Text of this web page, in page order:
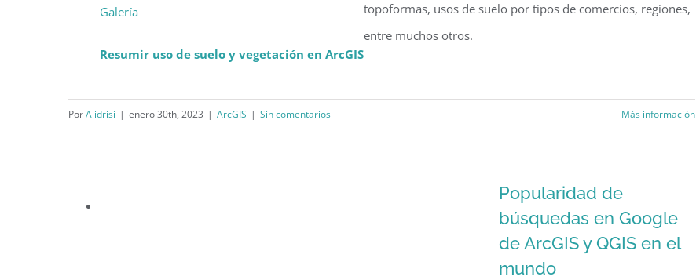
Galería
Resumir uso de suelo y vegetación en ArcGIS
topoformas, usos de suelo por tipos de comercios, regiones,
entre muchos otros.
PorAlidrisi | enero 30th, 2023 | ArcGIS | Sin comentarios Más información
Popularidad de
búsquedas en Google
de ArcGIS y QGIS en el
mundo